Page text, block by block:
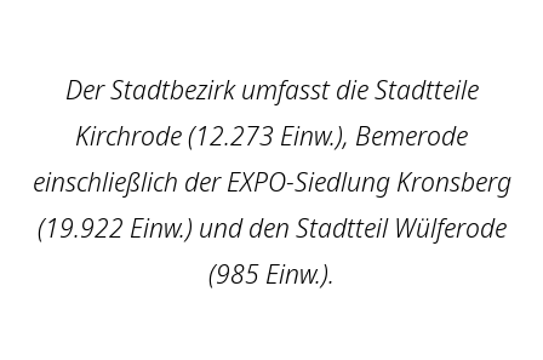
Der Stadtbezirk umfasst die Stadtteile
Kirchrode (12.273 Einw.), Bemerode
einschließlich der EXPO-Siedlung Kronsberg
(19.922 Einw.) und den Stadtteil Wülferode
(985 Einw.).